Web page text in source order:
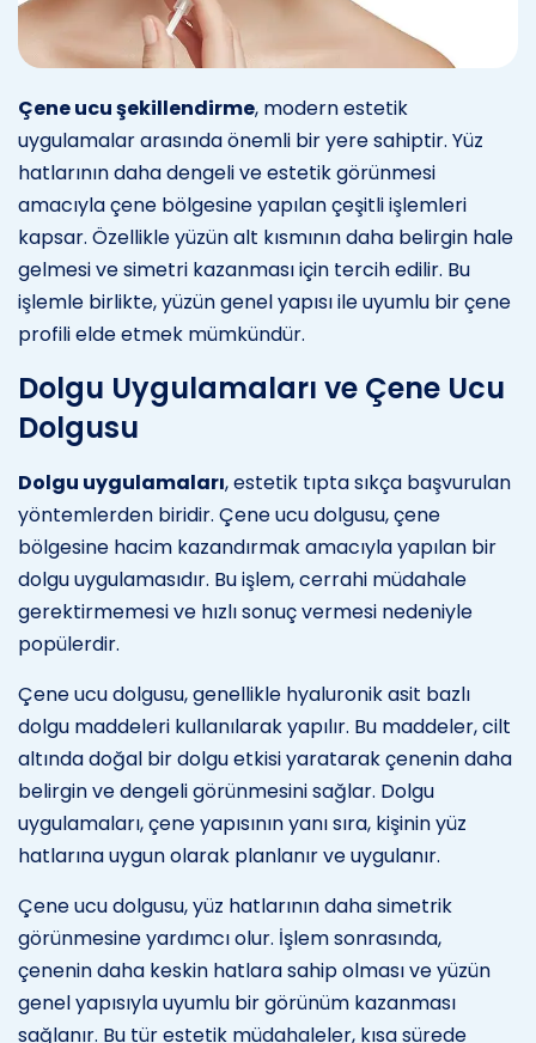
Çene ucu şekillendirme, modern estetik
uygulamalar arasında önemli bir yere sahiptir. Yüz
hatlarının daha dengeli ve estetik görünmesi
amacıyla çene bölgesine yapılan çeşitli işlemleri
kapsar. Özellikle yüzün alt kısmının daha belirgin hale
gelmesi ve simetri kazanması için tercih edilir. Bu
işlemle birlikte, yüzün genel yapısı ile uyumlu bir çene
profili elde etmek mümkündür.
Dolgu Uygulamaları ve Çene Ucu
Dolgusu
Dolgu uygulamaları, estetik tıpta sıkça başvurulan
yöntemlerden biridir. Çene ucu dolgusu, çene
bölgesine hacim kazandırmak amacıyla yapılan bir
dolgu uygulamasıdır. Bu işlem, cerrahi müdahale
gerektirmemesi ve hızlı sonuç vermesi nedeniyle
popülerdir.
Çene ucu dolgusu, genellikle hyaluronik asit bazlı
dolgu maddeleri kullanılarak yapılır. Bu maddeler, cilt
altında doğal bir dolgu etkisi yaratarak çenenin daha
belirgin ve dengeli görünmesini sağlar. Dolgu
uygulamaları, çene yapısının yanı sıra, kişinin yüz
hatlarına uygun olarak planlanır ve uygulanır.
Çene ucu dolgusu, yüz hatlarının daha simetrik
görünmesine yardımcı olur. İşlem sonrasında,
çenenin daha keskin hatlara sahip olması ve yüzün
genel yapısıyla uyumlu bir görünüm kazanması
sağlanır. Bu tür estetik müdahaleler, kısa sürede